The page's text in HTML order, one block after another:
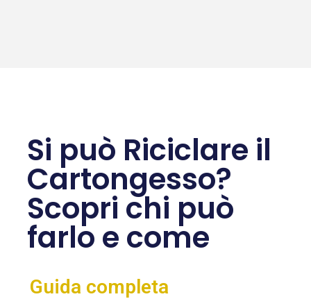
Si può Riciclare il
Cartongesso?
Scopri chi può
farlo e come
Guida completa